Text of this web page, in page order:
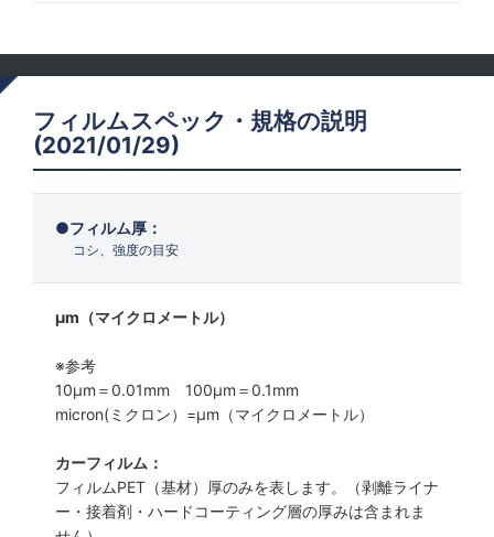
フィルムスペック・規格の説明
(2021/01/29)
フィルム厚：
コシ、強度の目安
μm（マイクロメートル）
※参考
10μm＝0.01mm 100μm＝0.1mm
micron(ミクロン）=µm（マイクロメートル）
カーフィルム：
フィルムPET（基材）厚のみを表します。（剥離ライナ
ー・接着剤・ハードコーティング層の厚みは含まれま